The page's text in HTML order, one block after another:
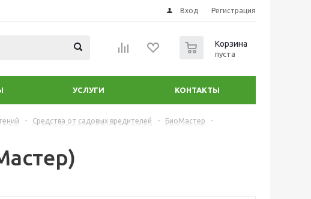
Вход Регистрация
Корзина
пуста
УСЛУГИ КОНТАКТЫ
- Средства от садовых вредителей - БиоМастер
-